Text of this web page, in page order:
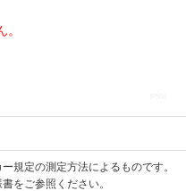
規定の測定方法によるものです。
をご参照ください。